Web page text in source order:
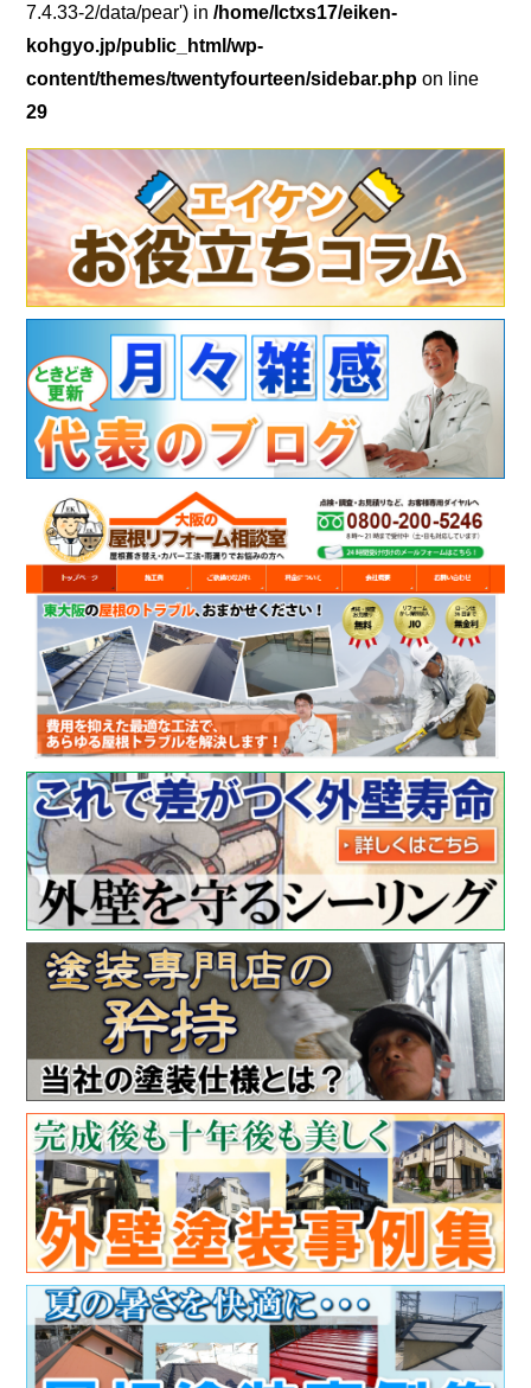
7.4.33-2/data/pear') in/home/lctxs17/eiken-
kohgyo.jp/public_html/wp-
content/themes/twentyfourteen/sidebar.php on line
29